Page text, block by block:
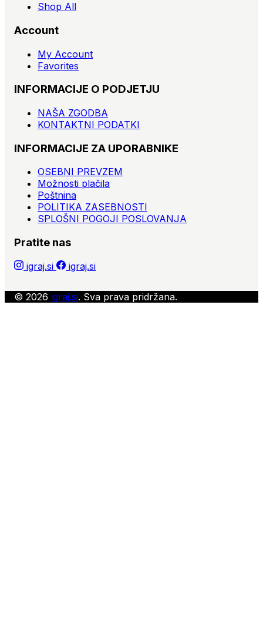
Shop All
Account
My Account
Favorites
INFORMACIJE O PODJETJU
NAŠA ZGODBA
KONTAKTNI PODATKI
INFORMACIJE ZA UPORABNIKE
OSEBNI PREVZEM
Možnosti plačila
Poštnina
POLITIKA ZASEBNOSTI
SPLOŠNI POGOJI POSLOVANJA
Pratite nas
igraj.si igraj.si
© 2026 igraj.si. Sva prava pridržana.